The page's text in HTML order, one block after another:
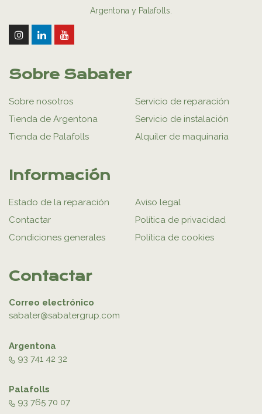
Argentona y Palafolls.
Sobre Sabater
Sobre nosotros
Tienda de Argentona
Tienda de Palafolls
Servicio de reparación
Servicio de instalación
Alquiler de maquinaria
Información
Estado de la reparación
Contactar
Condiciones generales
Aviso legal
Política de privacidad
Política de cookies
Contactar
Correo electrónico
sabater@sabatergrup.com
Argentona
93 741 42 32
Palafolls
93 765 70 07